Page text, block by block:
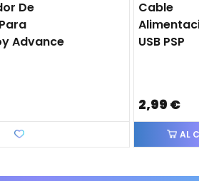
De
Advance
Cable
USB PSP
2,99 €
AL